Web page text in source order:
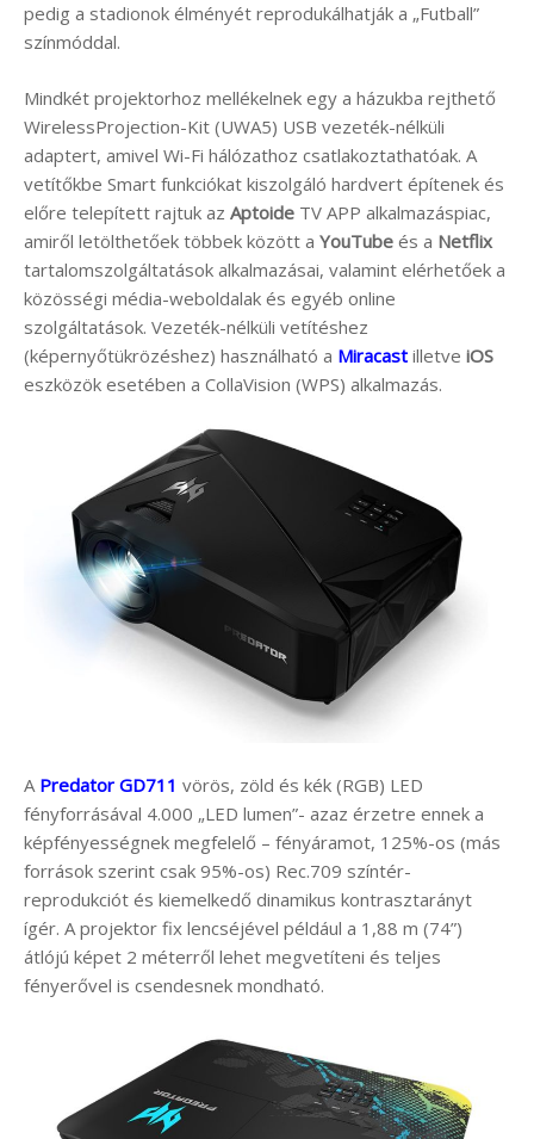
pedig a stadionok élményét reprodukálhatják a „Futball”
színmóddal.
Mindkét projektorhoz mellékelnek egy a házukba rejthető
WirelessProjection-Kit (UWA5) USB vezeték-nélküli
adaptert, amivel Wi-Fi hálózathoz csatlakoztathatóak. A
vetítőkbe Smart funkciókat kiszolgáló hardvert építenek és
előre telepített rajtuk az Aptoide TV APP alkalmazáspiac,
amiről letölthetőek többek között a YouTube és a Netflix
tartalomszolgáltatások alkalmazásai, valamint elérhetőek a
közösségi média-weboldalak és egyéb online
szolgáltatások. Vezeték-nélküli vetítéshez
(képernyőtükrözéshez) használható a Miracast illetve iOS
eszközök esetében a CollaVision (WPS) alkalmazás.
A Predator GD711 vörös, zöld és kék (RGB) LED
fényforrásával 4.000 „LED lumen”- azaz érzetre ennek a
képfényességnek megfelelő – fényáramot, 125%-os (más
források szerint csak 95%-os) Rec.709 színtér-
reprodukciót és kiemelkedő dinamikus kontrasztarányt
ígér. A projektor fix lencséjével például a 1,88 m (74”)
átlójú képet 2 méterről lehet megvetíteni és teljes
fényerővel is csendesnek mondható.